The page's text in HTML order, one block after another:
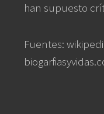
han supuesto
Fuentes: